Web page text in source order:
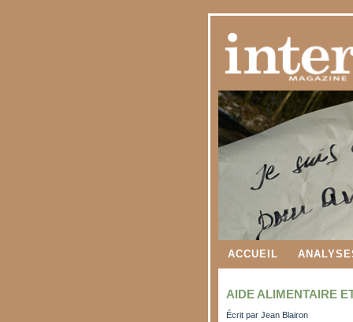
ACCUEIL
AIDE ALIMENTAIRE
Écrit par Jean Blairon